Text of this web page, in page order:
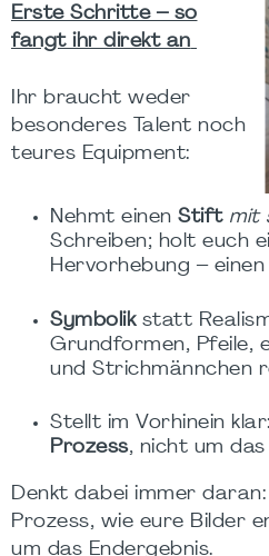
Erste Schritte – so
fangt ihr direkt an
Ihr braucht weder
besonderes Talent noch
teures Equipment:
Nehmt einen Stift mit
Schreiben; holt euch
Hervorhebung –
Symbolikstatt
Grundformen, Pfeile,
und Strichmännchen
Stellt im Vorhinein
Prozess, nicht um das
Denkt dabei immer
Prozess, wie eure Bilder
um das Endergebnis.